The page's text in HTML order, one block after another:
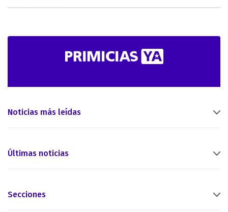
Noticias más leídas
Últimas noticias
Secciones